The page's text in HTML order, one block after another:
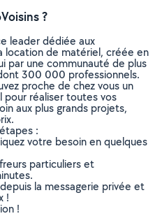
?
leader dédiée aux
location de matériel, créée en
par une communauté de plus
300 000 professionnels.
proche de chez vous un
pour réaliser toutes vos
aux plus grands projets,
:
votre besoin en quelques
particuliers et
la messagerie privée et
!
!